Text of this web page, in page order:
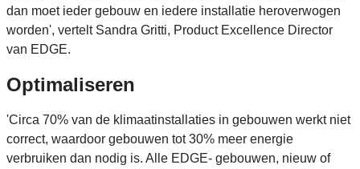
dan moet ieder gebouw en iedere installatie heroverwogen
worden', vertelt Sandra Gritti, Product Excellence Director
van EDGE.
Optimaliseren
'Circa 70% van de klimaatinstallaties in gebouwen werkt niet
correct, waardoor gebouwen tot 30% meer energie
verbruiken dan nodig is. Alle EDGE- gebouwen, nieuw of